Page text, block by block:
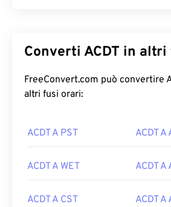
Converti ACDT in
FreeConvert.com può convertire
altri fusi orari:
ACDT A PST ACDT A
ACDT A WET ACDT A
ACDT A CST ACDT A